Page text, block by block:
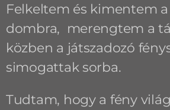
Felkeltem és kimentem
dombra, merengtem a
közben a játszadozó
simogattak sorba.
Tudtam, hogy a fény